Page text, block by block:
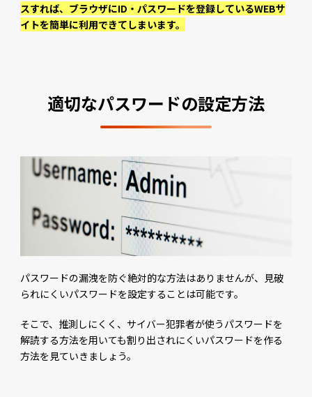
スすれば、ブラウザにID・パスワードを登録しているWEBサ
イトを簡単に利用できてしまいます。
適切なパスワードの設定方法
パスワードの漏洩を防ぐ絶対的な方法はありませんが、見破
られにくいパスワードを設定することは可能です。
そこで、推測しにくく、サイバー犯罪者が使うパスワードを
解読する方法を用いても割り出されにくいパスワードを作る
方法を見ていきましょう。